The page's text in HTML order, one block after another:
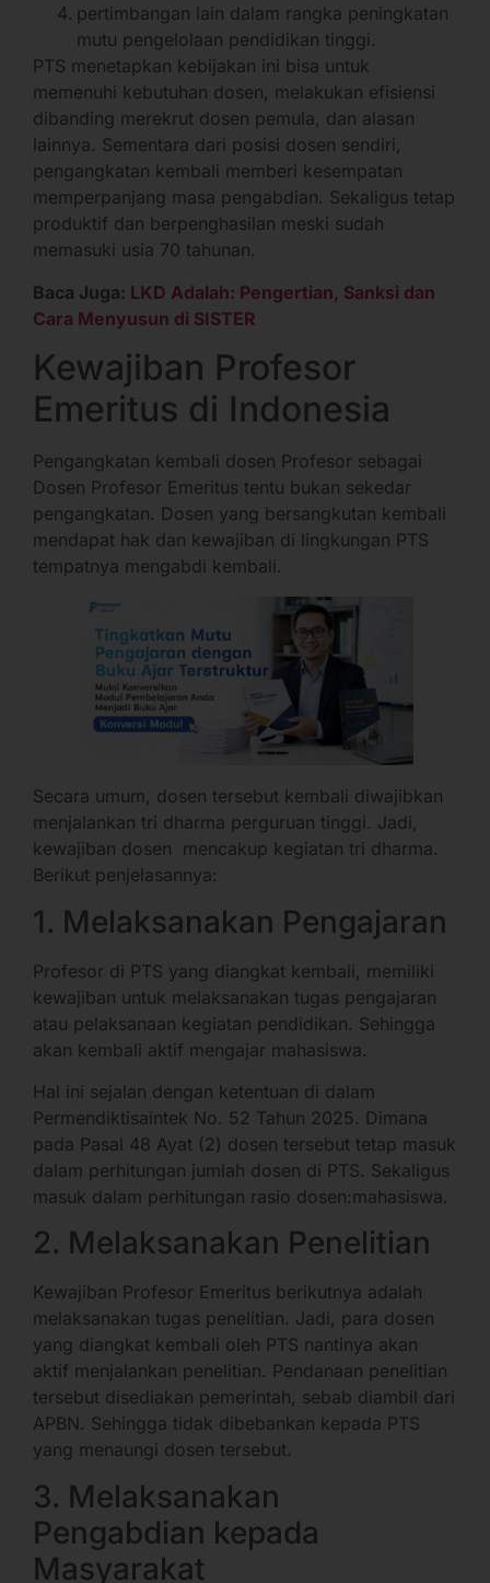
pertimbangan lain dalam rangka peningkatan
mutu pengelolaan pendidikan tinggi.
PTS menetapkan kebijakan ini bisa untuk
memenuhi kebutuhan dosen, melakukan efisiensi
dibanding merekrut dosen pemula, dan alasan
lainnya. Sementara dari posisi dosen sendiri,
pengangkatan kembali memberi kesempatan
memperpanjang masa pengabdian. Sekaligus tetap
produktif dan berpenghasilan meski sudah
memasuki usia 70 tahunan.
Baca Juga: LKD Adalah: Pengertian, Sanksi dan
Cara Menyusun di SISTER
Kewajiban Profesor
Emeritus di Indonesia
Pengangkatan kembali dosen Profesor sebagai
Dosen Profesor Emeritus tentu bukan sekedar
pengangkatan. Dosen yang bersangkutan kembali
mendapat hak dan kewajiban di lingkungan PTS
tempatnya mengabdi kembali.
Secara umum, dosen tersebut kembali diwajibkan
menjalankan tri dharma perguruan tinggi. Jadi,
kewajiban dosen mencakup kegiatan tri dharma.
Berikut penjelasannya:
1. Melaksanakan Pengajaran
Profesor di PTS yang diangkat kembali, memiliki
kewajiban untuk melaksanakan tugas pengajaran
atau pelaksanaan kegiatan pendidikan. Sehingga
akan kembali aktif mengajar mahasiswa.
Hal ini sejalan dengan ketentuan di dalam
Permendiktisaintek No. 52 Tahun 2025. Dimana
pada Pasal 48 Ayat (2) dosen tersebut tetap masuk
dalam perhitungan jumlah dosen di PTS. Sekaligus
masuk dalam perhitungan rasio dosen:mahasiswa.
2. Melaksanakan Penelitian
Kewajiban Profesor Emeritus berikutnya adalah
melaksanakan tugas penelitian. Jadi, para dosen
yang diangkat kembali oleh PTS nantinya akan
aktif menjalankan penelitian. Pendanaan penelitian
tersebut disediakan pemerintah, sebab diambil dari
APBN. Sehingga tidak dibebankan kepada PTS
yang menaungi dosen tersebut.
3. Melaksanakan
Pengabdian kepada
Masyarakat